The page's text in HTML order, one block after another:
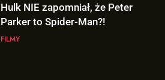
D.D. Cretton zdradza, że
niedługo dowiemy się znaczenia
sceny po napisach „SPIDER-
FILMY